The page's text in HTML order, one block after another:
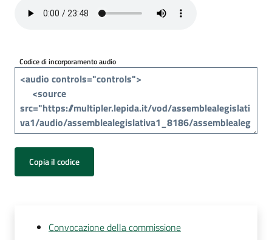
media
i
cittadini
Codice di incorporamento audio
Copia il codice
Convocazione della commissione